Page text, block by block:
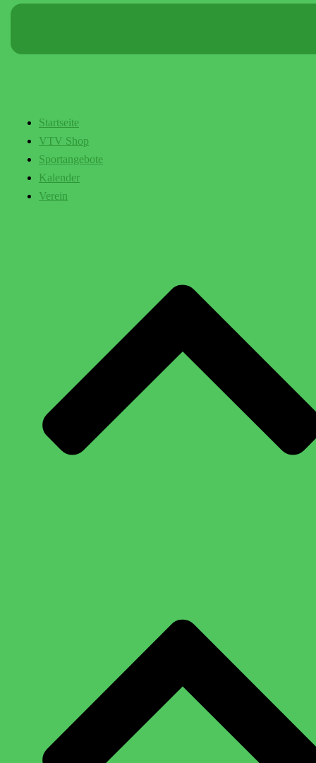
Startseite
VTV Shop
Sportangebote
Kalender
Verein